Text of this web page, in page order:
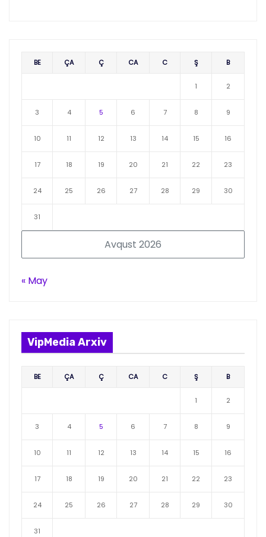
Avqust 2026
BE ÇA Ç CA C Ş B
1 2
3 4 5 6 7 8 9
10 11 12 13 14 15 16
17 18 19 20 21 22 23
24 25 26 27 28 29 30
31
« May
VipMedia Arxiv
BE ÇA Ç CA C Ş B
1 2
3 4 5 6 7 8 9
10 11 12 13 14 15 16
17 18 19 20 21 22 23
24 25 26 27 28 29 30
31